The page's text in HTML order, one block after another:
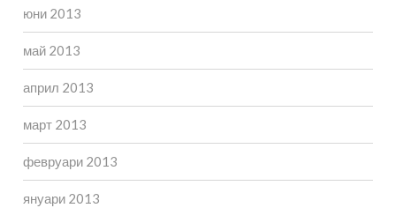
юни 2013
май 2013
април 2013
март 2013
февруари 2013
януари 2013